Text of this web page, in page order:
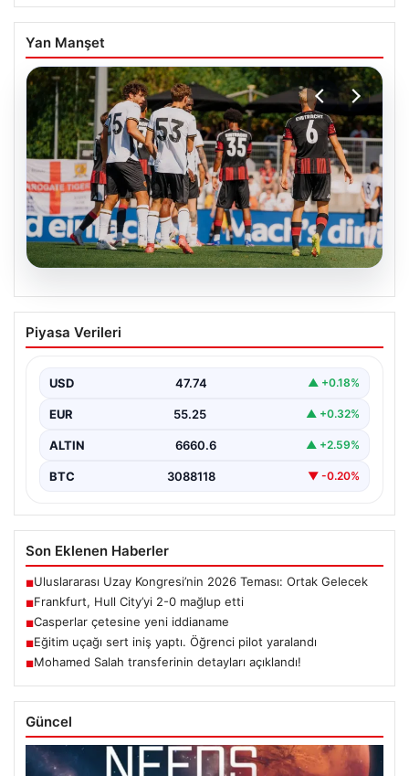
Yan Manşet
Frankfurt, Hull City’yi 2-0 mağlup etti
Almanya’nın köklü futbol kulüplerinden Eintracht
Piyasa Verileri
USD 47.74 ▲ +0.18%
EUR 55.25 ▲ +0.32%
ALTIN 6660.6 ▲ +2.59%
BTC 3088118 ▼ -0.20%
Son Eklenen Haberler
■Uluslararası Uzay Kongresi’nin 2026 Teması: Ortak Gelecek
■Frankfurt, Hull City’yi 2-0 mağlup etti
■Casperlar çetesine yeni iddianame
■Eğitim uçağı sert iniş yaptı. Öğrenci pilot yaralandı
■Mohamed Salah transferinin detayları açıklandı!
Güncel